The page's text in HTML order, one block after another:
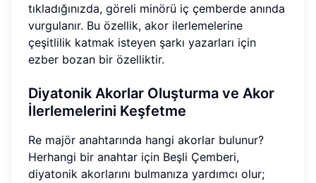
tıkladığınızda, göreli minörü iç çemberde anında
vurgulanır. Bu özellik, akor ilerlemelerine
çeşitlilik katmak isteyen şarkı yazarları için
ezber bozan bir özelliktir.
Diyatonik Akorlar Oluşturma ve Akor
İlerlemelerini Keşfetme
Re majör anahtarında hangi akorlar bulunur?
Herhangi bir anahtar için Beşli Çemberi,
diyatonik akorlarını bulmanıza yardımcı olur;